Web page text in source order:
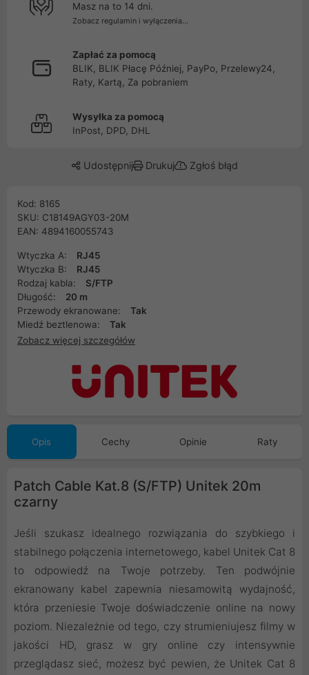
Masz na to 14 dni.
Zobacz regulamin i wyłączenia...
Zapłać za pomocą
BLIK, BLIK Płacę Później, PayPo, Przelewy24,
Raty, Kartą, Za pobraniem
Wysyłka za pomocą
InPost, DPD, DHL
Udostępnij Drukuj Zgłoś błąd
Kod: 8165
SKU: C18149AGY03-20M
EAN: 4894160055743
Wtyczka A:
RJ45
Wtyczka B:
RJ45
Rodzaj kabla:
S/FTP
Długość:
20 m
Przewody ekranowane:
Tak
Miedź beztlenowa:
Tak
Zobacz więcej szczegółów
Opis Cechy Opinie Raty
Patch Cable Kat.8 (S/FTP) Unitek 20m
czarny
Jeśli szukasz idealnego rozwiązania do szybkiego i
stabilnego połączenia internetowego, kabel Unitek Cat 8
to odpowiedź na Twoje potrzeby. Ten podwójnie
ekranowany kabel zapewnia niesamowitą wydajność,
która przeniesie Twoje doświadczenie online na nowy
poziom. Niezależnie od tego, czy strumieniujesz filmy w
jakości HD, grasz w gry online czy intensywnie
przeglądasz sieć, możesz być pewien, że Unitek Cat 8